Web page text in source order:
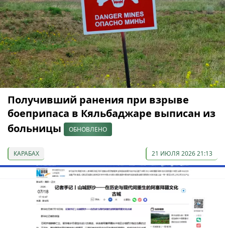
Получивший ранения при взрыве
боеприпаса в Кяльбаджаре выписан из
больницы
ОБНОВЛЕНО
КАРАБАХ 21 ИЮЛЯ 2026 21:13